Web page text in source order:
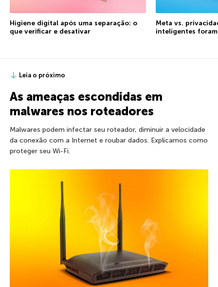
Higiene digital após uma separação: o
que verificar e desativar
Meta vs.
inteligentes
Leia o próximo
As ameaças escondidas em
malwares nos roteadores
Malwares podem infectar seu roteador, diminuir a velocidade
da conexão com a Internet e roubar dados. Explicamos como
proteger seu Wi-Fi.